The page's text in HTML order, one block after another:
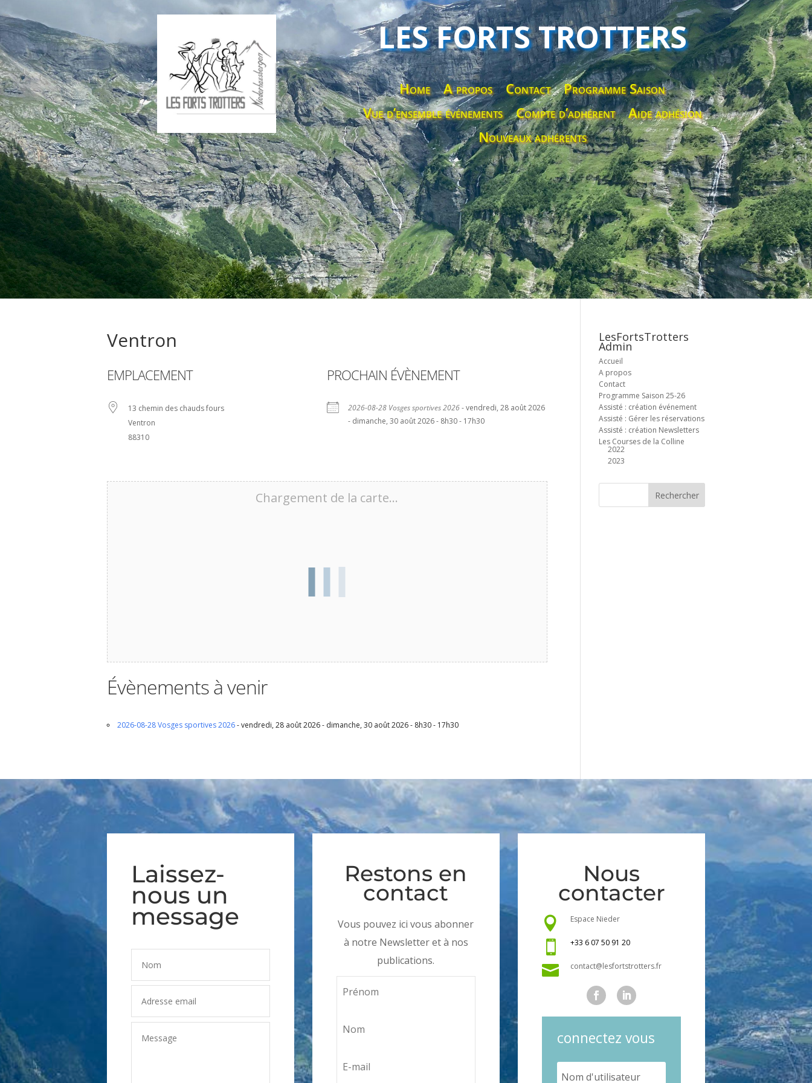
LES FORTS TROTTERS
Home A propos Contact
Programme Saison
Vue d’ensemble événements
Compte d’adhérent
Aide adhésion
Nouveaux adhérents
Ventron
EMPLACEMENT
13 chemin des chauds fours
Ventron
88310
PROCHAIN ÉVÈNEMENT
2026-08-28 Vosges sportives 2026- vendredi, 28 août 2026
- dimanche, 30 août 2026 - 8h30 - 17h30
Chargement de la carte…
Évènements à venir
2026-08-28 Vosges sportives 2026- vendredi, 28 août 2026 - dimanche, 30 août 2026 - 8h30 - 17h30
LesFortsTrotters
Admin
Accueil
A propos
Contact
Programme Saison 25-26
Assisté : création événement
Assisté : Gérer les réservations
Assisté : création Newsletters
Les Courses de la Colline
2022
2023
Laissez-
nous un
message
Restons en
contact
Vous pouvez ici vous abonner
à notre Newsletter et à nos
publications.
Nous
contacter
 Espace Nieder
 +33 6 07 50 91 20
 contact@lesfortstrotters.fr
connectez vous